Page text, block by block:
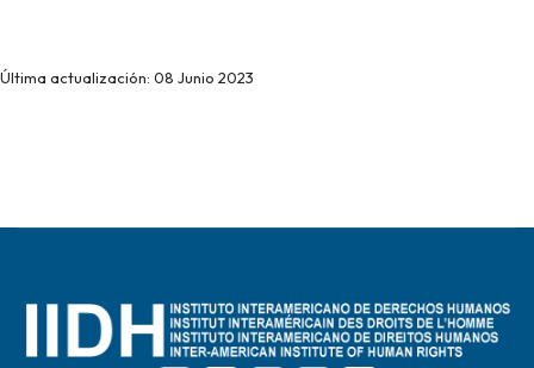
Última actualización: 08 Junio 2023